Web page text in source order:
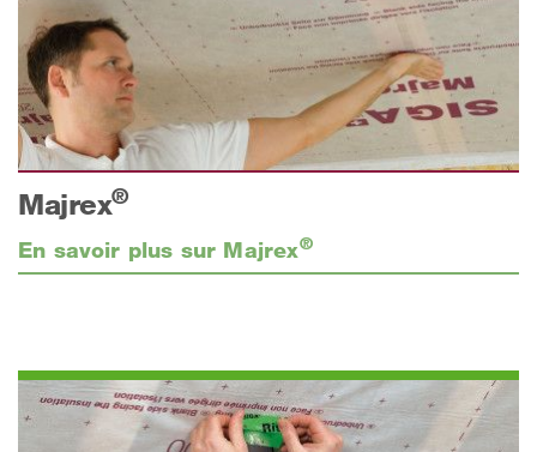
Majrex®
En savoir plus sur Majrex®